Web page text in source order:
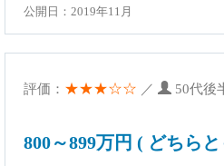
公開日：2019年11月
評価： ★★★☆☆ ／ 50代後
800～899万円 ( どちら